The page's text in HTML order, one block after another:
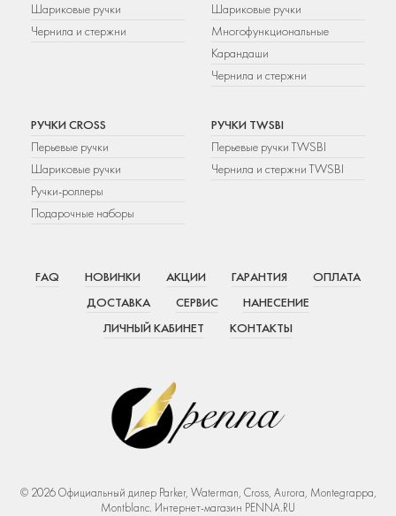
Шариковые ручки
Чернила и стержни
Шариковые ручки
Многофункциональные
Карандаши
Чернила и стержни
РУЧКИ CROSS
Перьевые ручки
Шариковые ручки
Ручки-роллеры
Подарочные наборы
РУЧКИ TWSBI
Перьевые ручки TWSBI
Чернила и стержни TWSBI
FAQ НОВИНКИ АКЦИИ ГАРАНТИЯ
ОПЛАТА
ДОСТАВКА
СЕРВИС
НАНЕСЕНИЕ
ЛИЧНЫЙ КАБИНЕТ
КОНТАКТЫ
© 2026 Официальный дилер Parker, Waterman, Cross, Aurora, Montegrappa,
Montblanc. Интернет-магазин PENNA.RU